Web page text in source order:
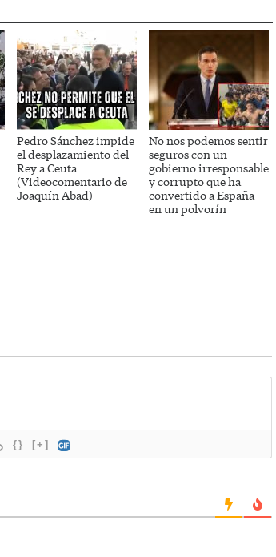
Pedro Sánchez impide
el desplazamiento del
Rey a Ceuta
(Videocomentario de
Joaquín Abad)
No nos podemos sentir
seguros con un
gobierno irresponsable
y corrupto que ha
convertido a España
en un polvorín
{} [+]